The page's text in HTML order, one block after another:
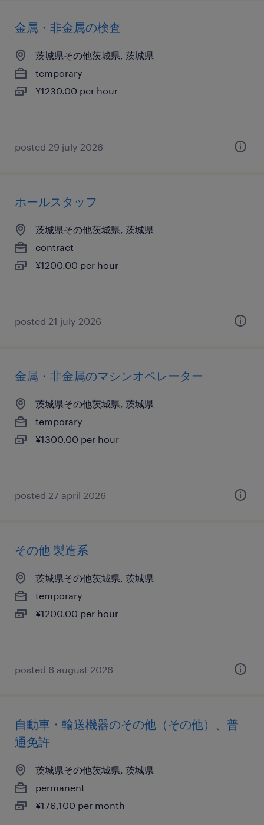
金属・非金属の検査
茨城県その他茨城県, 茨城県
temporary
¥1230.00 per hour
posted 29 july 2026
ホールスタッフ
茨城県その他茨城県, 茨城県
contract
¥1200.00 per hour
posted 21 july 2026
金属・非金属のマシンオペレーター
茨城県その他茨城県, 茨城県
temporary
¥1300.00 per hour
posted 27 april 2026
その他 製造系
茨城県その他茨城県, 茨城県
temporary
¥1200.00 per hour
posted 6 august 2026
自動車・輸送機器のその他（その他）、普
通免許
茨城県その他茨城県, 茨城県
permanent
¥176,100 per month